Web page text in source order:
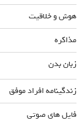
هوش و خلاقیت
مذاکره
زبان بدن
زندگینامه افراد موفق
فایل های صوتی